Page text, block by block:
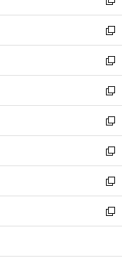
開
く
ウ
で
開
く
ン
ド
ウ
で
開
く
ウ
ィ
ン
ド
ウ
で
開
く
新
し
い
ウ
ィ
ン
ド
ウ
で
開
く
新
し
い
ウ
ィ
ン
ド
ウ
で
開
く
新
し
い
ウ
ィ
ン
ド
ウ
で
開
く
新
し
い
ウ
ィ
ン
ド
ウ
で
開
新
し
い
ウ
ィ
ン
ド
ウ
開
新
し
い
ウ
ィ
ン
ウ
新
し
い
ウ
ン
新
し
ウ